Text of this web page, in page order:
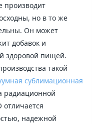
производит
но в то же
Он может
добавок и
здоровой пищей.
такой
сублимационная
радиационной
отличается
надежной